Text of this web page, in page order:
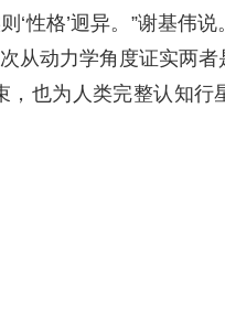
‘性格’迥异。”谢基伟
从动力学角度证实两
，也为人类完整认知行